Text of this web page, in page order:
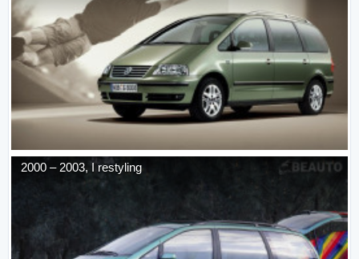
2000 –2003, I restyling